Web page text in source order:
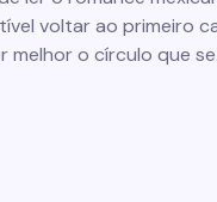
voltar ao primeiro
melhor o círculo que